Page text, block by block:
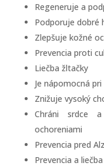
Regeneruje a
Podporuje dobré
Zlepšuje kožné
Prevencia proti
Liečba žltačky
Je nápomocná
Znižuje vysoký
Chráni srdce a
ochoreniami
Prevencia pred
Prevencia a